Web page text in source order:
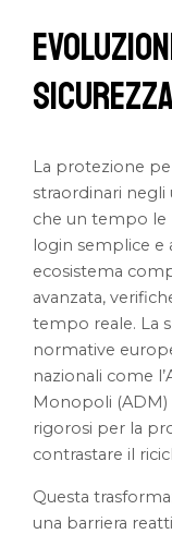
La protezione
straordinari negli
che un tempo le
login semplice e
ecosistema
avanzata,
tempo reale. La
normative
nazionali come
Monopoli (ADM)
rigorosi per la
contrastare il
Questa
una barriera